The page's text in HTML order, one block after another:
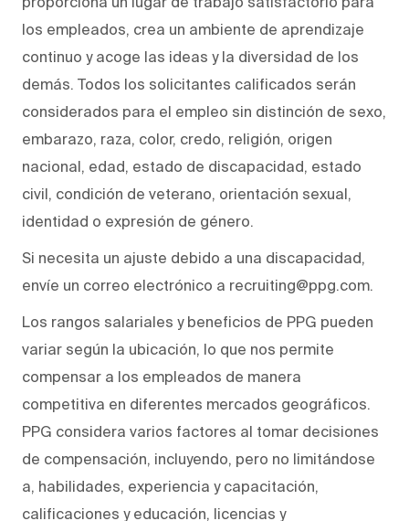
los empleados, crea un ambiente de aprendizaje
continuo y acoge las ideas y la diversidad de los
demás. Todos los solicitantes calificados serán
considerados para el empleo sin distinción de sexo,
embarazo, raza, color, credo, religión, origen
nacional, edad, estado de discapacidad, estado
civil, condición de veterano, orientación sexual,
identidad o expresión de género.
Si necesita un ajuste debido a una discapacidad,
envíe un correo electrónico a recruiting@ppg.com.
Los rangos salariales y beneficios de PPG pueden
variar según la ubicación, lo que nos permite
compensar a los empleados de manera
competitiva en diferentes mercados geográficos.
PPG considera varios factores al tomar decisiones
de compensación, incluyendo, pero no limitándose
a, habilidades, experiencia y capacitación,
calificaciones y educación, licencias y